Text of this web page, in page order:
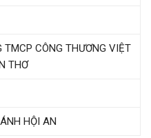
TMCP CÔNG THƯƠNG VIỆT
THƠ
HỘI AN